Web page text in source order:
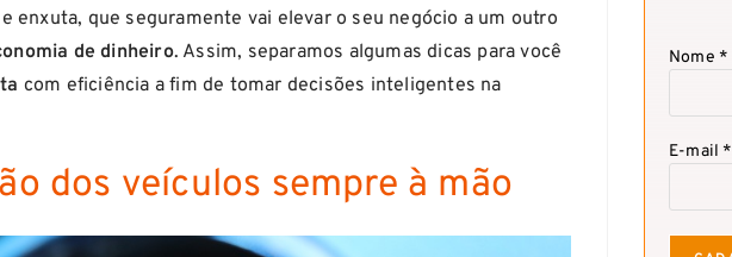
e enxuta, que seguramente vai elevar o seu negócio a um outro
de dinheiro. Assim, separamos algumas dicas para você
com eficiência a fim de tomar decisões inteligentes na
dos veículos sempre à mão
Nome *
E-mail *